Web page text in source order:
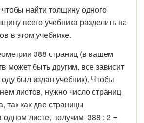
найти толщину одного
всего учебника разделить на
в этом учебнике.
388 страниц (в вашем
может быть другим, все зависит
был издан учебник). Чтобы
листов, нужно число страниц
так как две страницы
листе, получим 388 : 2 =